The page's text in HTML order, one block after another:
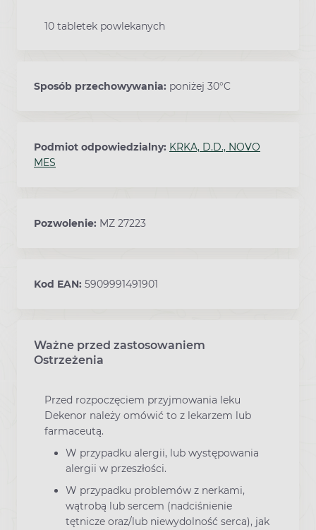
10 tabletek powlekanych
Sposób przechowywania: poniżej 30°C
Podmiot odpowiedzialny: KRKA, D.D., NOVO
MES
Pozwolenie: MZ 27223
Kod EAN: 5909991491901
Ważne przed zastosowaniem
Ostrzeżenia
Przed rozpoczęciem przyjmowania leku
Dekenor należy omówić to z lekarzem lub
farmaceutą.
W przypadku alergii, lub występowania
alergii w przeszłości.
W przypadku problemów z nerkami,
wątrobą lub sercem (nadciśnienie
tętnicze oraz/lub niewydolność serca), jak